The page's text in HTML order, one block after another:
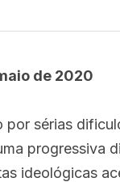
de 2020
sérias
progressiva
ideológicas